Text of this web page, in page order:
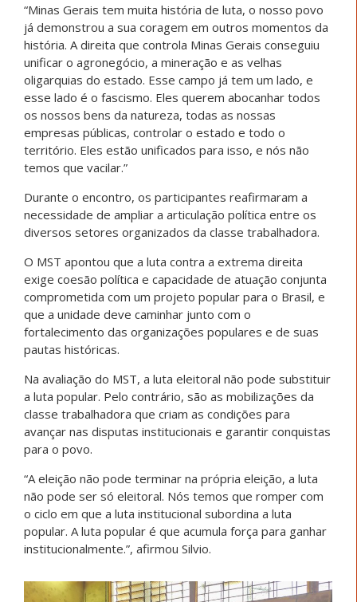
“Minas Gerais tem muita história de luta, o nosso povo
já demonstrou a sua coragem em outros momentos da
história. A direita que controla Minas Gerais conseguiu
unificar o agronegócio, a mineração e as velhas
oligarquias do estado. Esse campo já tem um lado, e
esse lado é o fascismo. Eles querem abocanhar todos
os nossos bens da natureza, todas as nossas
empresas públicas, controlar o estado e todo o
território. Eles estão unificados para isso, e nós não
temos que vacilar.”
Durante o encontro, os participantes reafirmaram a
necessidade de ampliar a articulação política entre os
diversos setores organizados da classe trabalhadora.
O MST apontou que a luta contra a extrema direita
exige coesão política e capacidade de atuação conjunta
comprometida com um projeto popular para o Brasil, e
que a unidade deve caminhar junto com o
fortalecimento das organizações populares e de suas
pautas históricas.
Na avaliação do MST, a luta eleitoral não pode substituir
a luta popular. Pelo contrário, são as mobilizações da
classe trabalhadora que criam as condições para
avançar nas disputas institucionais e garantir conquistas
para o povo.
“A eleição não pode terminar na própria eleição, a luta
não pode ser só eleitoral. Nós temos que romper com
o ciclo em que a luta institucional subordina a luta
popular. A luta popular é que acumula força para ganhar
institucionalmente.”, afirmou Silvio.